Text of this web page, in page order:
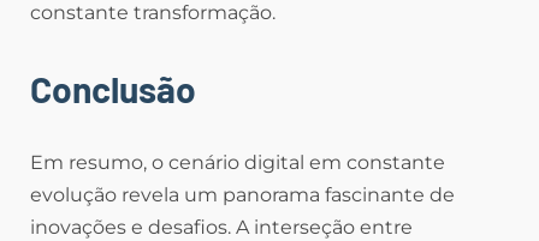
constante transformação.
Conclusão
Em resumo, o cenário digital em constante
evolução revela um panorama fascinante de
inovações e desafios. A interseção entre